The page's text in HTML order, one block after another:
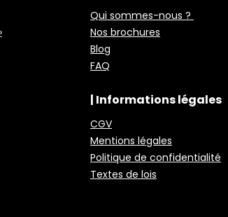
Qui sommes-nous ?
Nos brochures
Blog
FAQ
| Informations légales
CGV
Mentions légales
Politique de confidentialité
Textes de lois